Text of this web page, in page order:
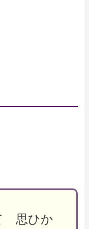
思ひか